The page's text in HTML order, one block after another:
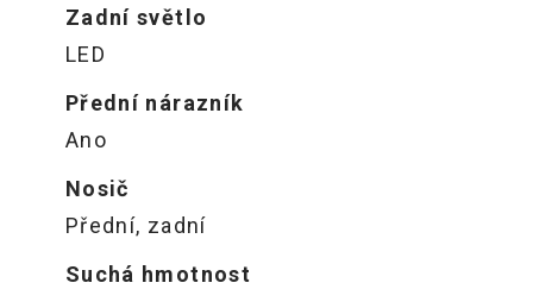
Zadní světlo
LED
Přední nárazník
Ano
Nosič
Přední, zadní
Suchá hmotnost